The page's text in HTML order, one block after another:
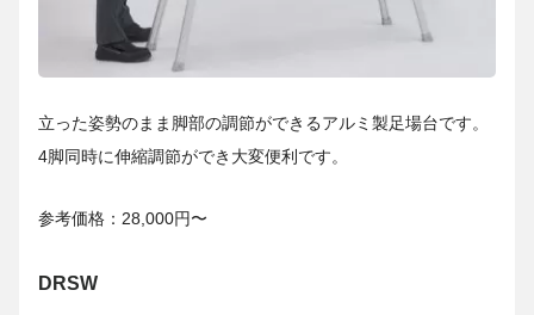
立った姿勢のまま脚部の調節ができるアルミ製足場台です。
4脚同時に伸縮調節ができ大変便利です。
参考価格：28,000円〜
DRSW